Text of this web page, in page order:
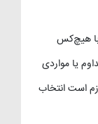
با هیچ‌کس
یا مواردی
است انتخاب